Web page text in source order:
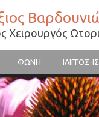
Χειρουργός
ΦΩΝΗ ΙΛΙΓΓΟΣ-